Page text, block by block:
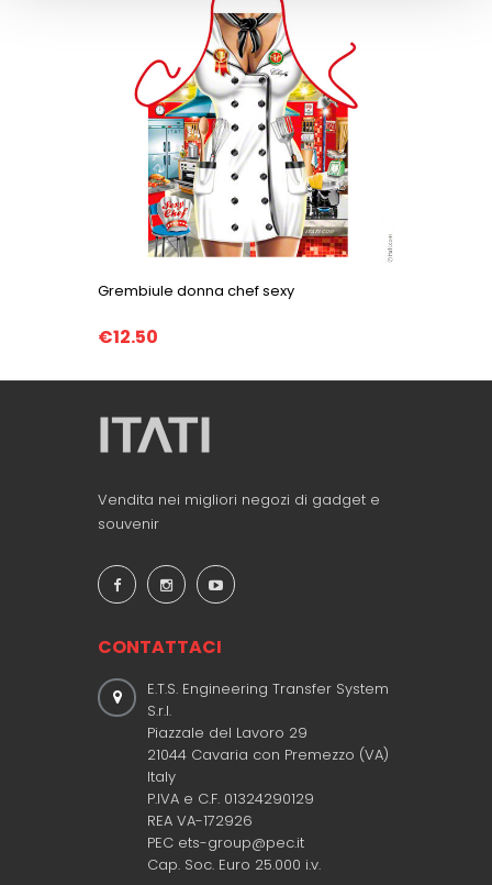
Grembiule donna chef sexy
€12.50
Vendita nei migliori negozi di gadget e
souvenir
CONTATTACI
E.T.S. Engineering Transfer System
S.r.l.
Piazzale del Lavoro 29
21044 Cavaria con Premezzo (VA)
Italy
P.IVA e C.F. 01324290129
REA VA-172926
PEC ets-group@pec.it
Cap. Soc. Euro 25.000 i.v.